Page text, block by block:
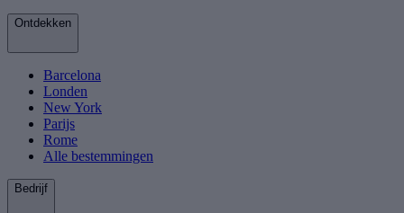
Ontdekken
Barcelona
Londen
New York
Parijs
Rome
Alle bestemmingen
Bedrijf